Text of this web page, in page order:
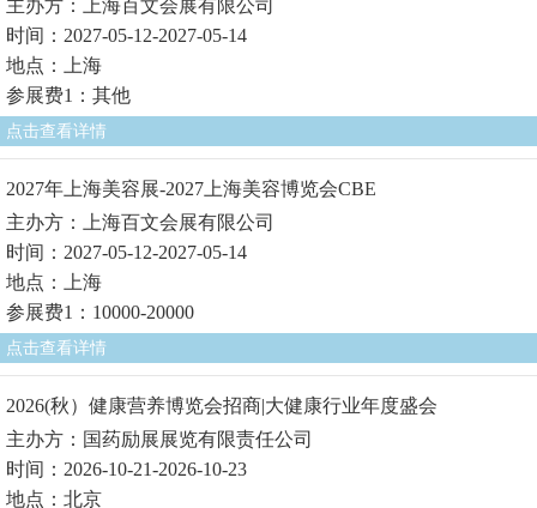
主办方：上海百文会展有限公司
时间：2027-05-12-2027-05-14
地点：上海
参展费1：其他
点击查看详情
2027年上海美容展-2027上海美容博览会CBE
主办方：上海百文会展有限公司
时间：2027-05-12-2027-05-14
地点：上海
参展费1：10000-20000
点击查看详情
2026(秋）健康营养博览会招商|大健康行业年度盛会
主办方：国药励展展览有限责任公司
时间：2026-10-21-2026-10-23
地点：北京